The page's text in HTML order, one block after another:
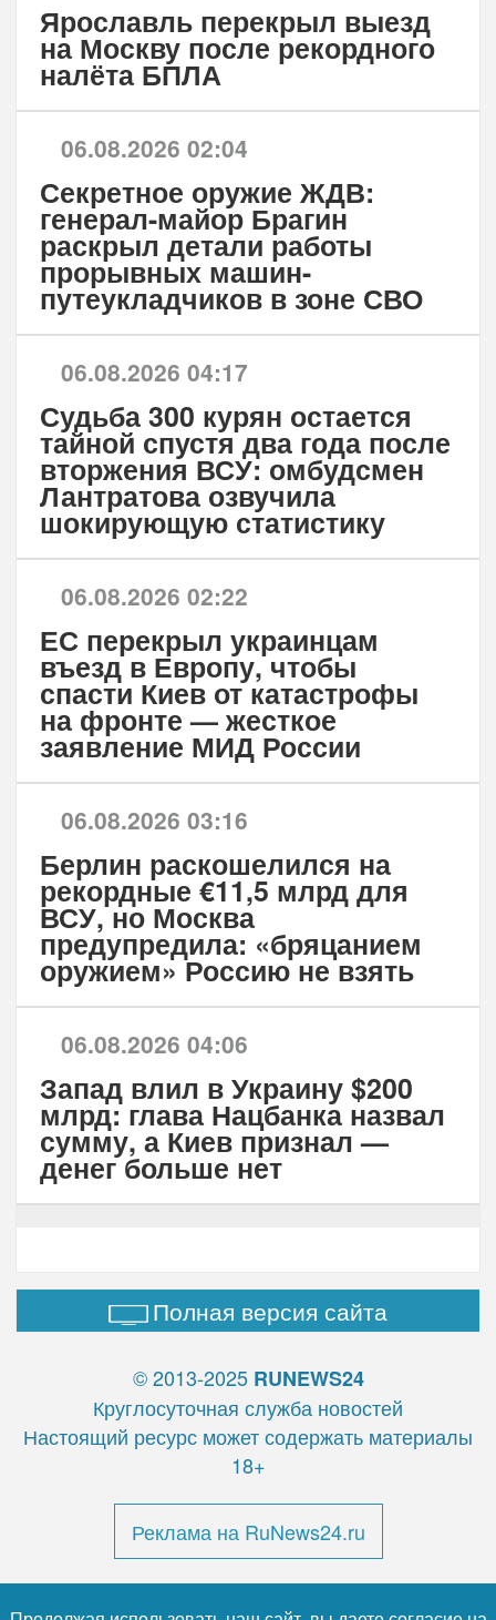
Ярославль перекрыл выезд
на Москву после рекордного
налёта БПЛА
06.08.2026 02:04
Секретное оружие ЖДВ:
генерал-майор Брагин
раскрыл детали работы
прорывных машин-
путеукладчиков в зоне СВО
06.08.2026 04:17
Судьба 300 курян остается
тайной спустя два года после
вторжения ВСУ: омбудсмен
Лантратова озвучила
шокирующую статистику
06.08.2026 02:22
ЕС перекрыл украинцам
въезд в Европу, чтобы
спасти Киев от катастрофы
на фронте — жесткое
заявление МИД России
06.08.2026 03:16
Берлин раскошелился на
рекордные €11,5 млрд для
ВСУ, но Москва
предупредила: «бряцанием
оружием» Россию не взять
06.08.2026 04:06
Запад влил в Украину $200
млрд: глава Нацбанка назвал
сумму, а Киев признал —
денег больше нет
Полная версия сайта
© 2013-2025 RUNEWS24
Круглосуточная служба новостей
Настоящий ресурс может содержать материалы
18+
Реклама на RuNews24.ru